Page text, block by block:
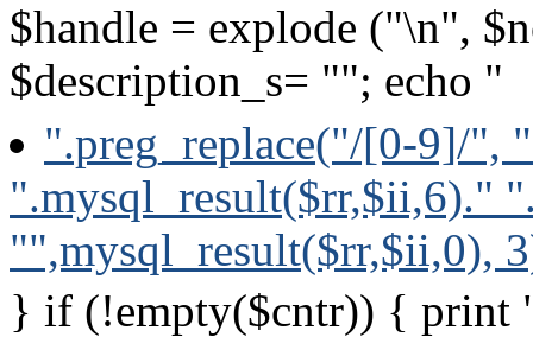
$handle = explode ("\n",
$description_s= ""; echo "
".preg_replace("/[0-9]/",
".mysql_result($rr,$ii,6)."
"",mysql_result($rr,$ii,0),
} if (!empty($cntr)) {